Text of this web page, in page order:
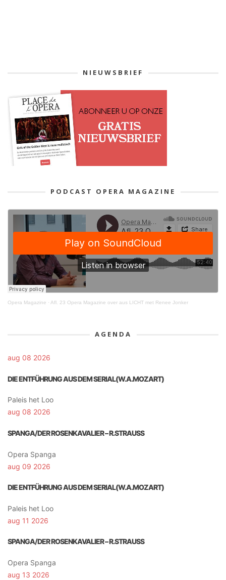
NIEUWSBRIEF
PODCAST OPERA MAGAZINE
Opera Magazine · Afl. 23 Opera Magazine over aus LICHT met Renee Jonker
AGENDA
aug 08 2026
DIE ENTFÜHRUNG AUS DEM SERIAL(W.A.MOZART)
Paleis het Loo
aug 08 2026
SPANGA/DER ROSENKAVALIER – R.STRAUSS
Opera Spanga
aug 09 2026
DIE ENTFÜHRUNG AUS DEM SERIAL(W.A.MOZART)
Paleis het Loo
aug 11 2026
SPANGA/DER ROSENKAVALIER – R.STRAUSS
Opera Spanga
aug 13 2026